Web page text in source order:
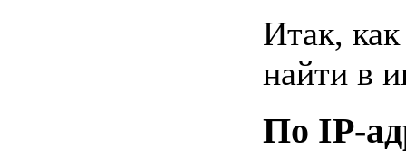
Итак,
найти в
По IP-